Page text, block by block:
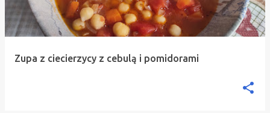
Zupa z ciecierzycy z cebulą i pomidorami